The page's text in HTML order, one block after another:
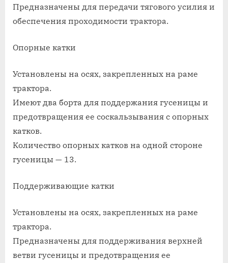
Предназначены для передачи тягового усилия и
обеспечения проходимости трактора.
Опорные катки
Установлены на осях, закрепленных на раме
трактора.
Имеют два борта для поддержания гусеницы и
предотвращения ее соскальзывания с опорных
катков.
Количество опорных катков на одной стороне
гусеницы — 13.
Поддерживающие катки
Установлены на осях, закрепленных на раме
трактора.
Предназначены для поддерживания верхней
ветви гусеницы и предотвращения ее